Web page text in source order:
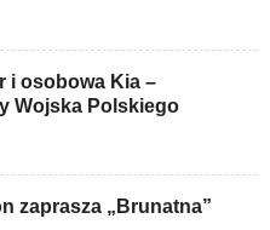
i osobowa Kia –
Wojska Polskiego
zaprasza „Brunatna”